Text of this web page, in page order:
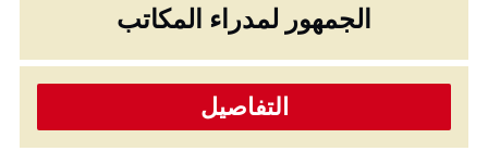
الجمهور لمدراء المكاتب
التفاصيل